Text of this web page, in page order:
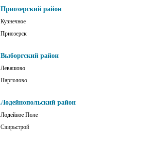
Приозерский район
Кузнечное
Приозерск
Выборгский район
Левашово
Парголово
Лодейнопольский район
Лодейное Поле
Свирьстрой